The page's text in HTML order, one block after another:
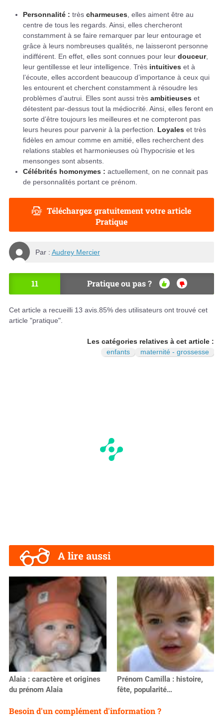
Personnalité : très charmeuses , elles aiment être au
centre de tous les regards. Ainsi, elles chercheront
constamment à se faire remarquer par leur entourage et
grâce à leurs nombreuses qualités, ne laisseront personne
indifférent. En effet, elles sont connues pour leur douceur,
leur gentillesse et leur intelligence. Très intuitives et à
l’écoute, elles accordent beaucoup d’importance à ceux qui
les entourent et cherchent constamment à résoudre les
problèmes d’autrui. Elles sont aussi très ambitieuses et
détestent par-dessus tout la médiocrité. Ainsi, elles feront en
sorte d’être toujours les meilleures et ne compteront pas
leurs heures pour parvenir à la perfection. Loyales et très
fidèles en amour comme en amitié, elles recherchent des
relations stables et harmonieuses où l’hypocrisie et les
mensonges sont absents.
Célébrités homonymes : actuellement, on ne connait pas
de personnalités portant ce prénom.
Téléchargez gratuitement votre article
Pratique
Par : Audrey Mercier
11 Pratique ou pas ?
OU
NO
N
Cet article a recueilli 13 avis. 85% des utilisateurs ont trouvé cet
article "pratique".
Les catégories relatives à cet article :
enfants
maternité - grossesse
A lire aussi
Alaia : caractère et origines
du prénom Alaia
Prénom Camilla : histoire,
fête, popularité…
Besoin d'un complément d'information ?